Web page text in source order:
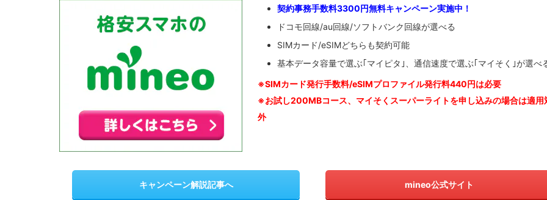
契約事務手数料3300円無料キャンペーン実施中！
ドコモ回線/au回線/ソフトバンク回線が選べる
SIMカード/eSIMどちらも契約可能
基本データ容量で選ぶ｢マイピタ｣、通信速度で選ぶ｢マイそく｣が選べ
※SIMカード発行手数料/eSIMプロファイル発行料440円は必要
※お試し200MBコース、マイそくスーパーライトを申し込みの場合は適用
外
キャンペーン解説記事へ mineo公式サイト